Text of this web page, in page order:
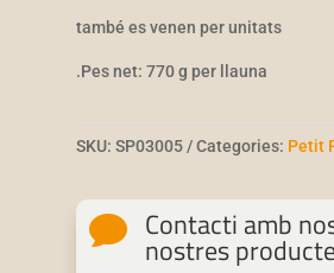
també es venen per unitats
.Pes net: 770 g per llauna
SKU:SP03005 Categories: Petit
 Contacti amb
nostres